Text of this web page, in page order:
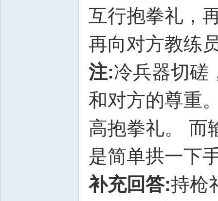
互行抱拳礼，
再向对方教练
注:冷兵器切磋
和对方的尊重
高抱拳礼。 而
是简单拱一下
补充回答:持枪